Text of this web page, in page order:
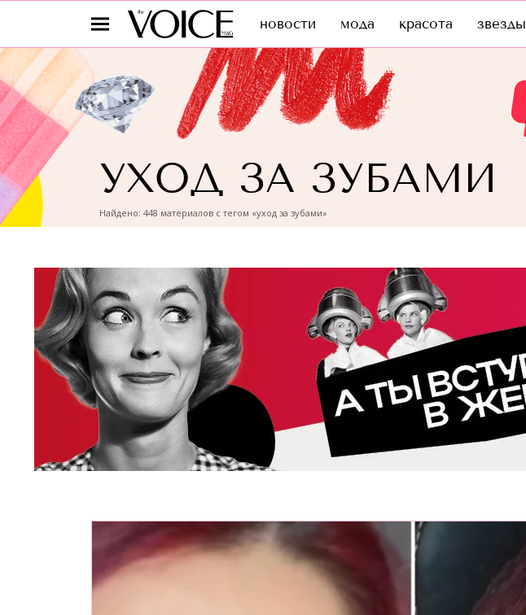
новости мода красота звезды
УХОД ЗА ЗУБАМИ
Найдено: 448 материалов с тегом «уход за зубами»